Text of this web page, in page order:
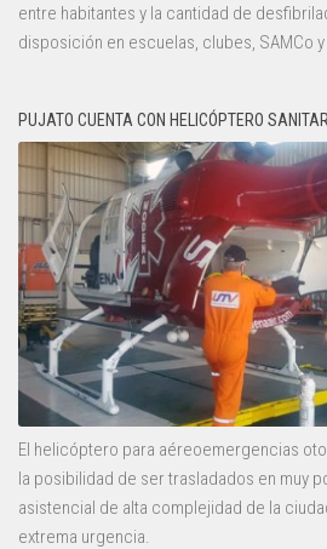
entre habitantes y la cantidad de
disposición en escuelas, clubes, SAMCo
PUJATO CUENTA CON HELICÓPTERO
El helicóptero para aéreoemergencias
la posibilidad de ser trasladados en muy
asistencial de alta complejidad de la
extrema urgencia.